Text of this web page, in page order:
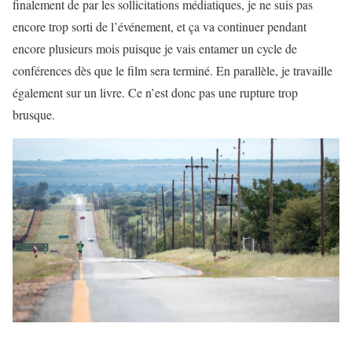
finalement de par les sollicitations médiatiques, je ne suis pas
encore trop sorti de l’événement, et ça va continuer pendant
encore plusieurs mois puisque je vais entamer un cycle de
conférences dès que le film sera terminé. En parallèle, je travaille
également sur un livre. Ce n’est donc pas une rupture trop
brusque.